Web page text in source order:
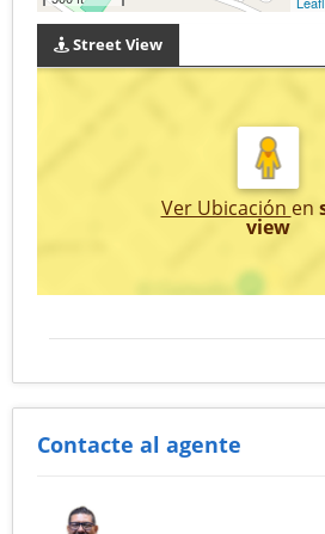
Street View
Ver Ubicación en
view
Contacte al agente